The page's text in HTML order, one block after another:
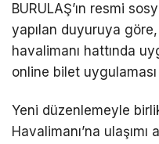
BURULAŞ’ın resmi
yapılan duyuruya
havalimanı hattında
online bilet uygulaması
Yeni düzenlemeyle
Havalimanı’na